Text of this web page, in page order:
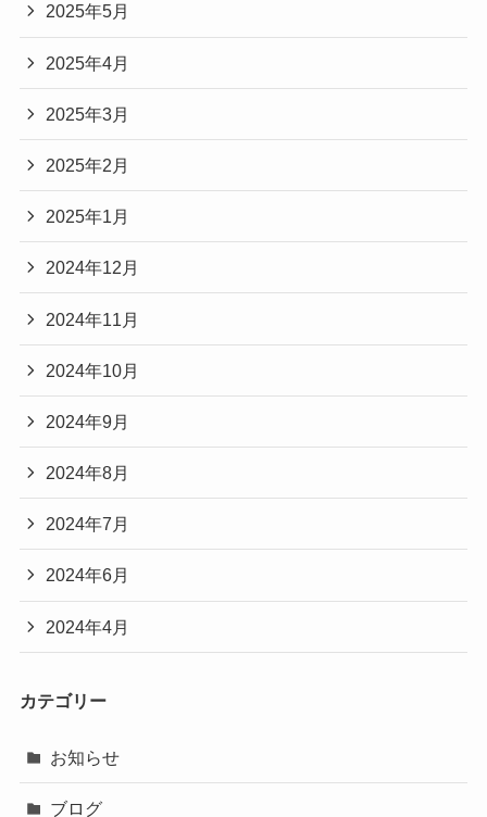
2025年5月
2025年4月
2025年3月
2025年2月
2025年1月
2024年12月
2024年11月
2024年10月
2024年9月
2024年8月
2024年7月
2024年6月
2024年4月
カテゴリー
お知らせ
ブログ